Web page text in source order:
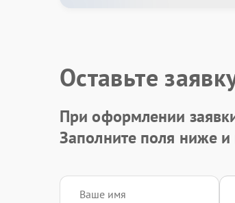
Оставьте
При оформлении
Заполните поля ниже